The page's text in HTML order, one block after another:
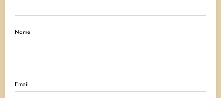
Nome
Email